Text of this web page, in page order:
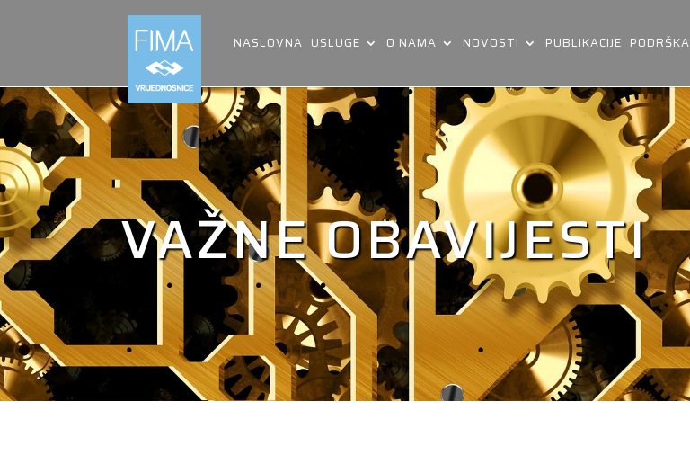
NASLOVNA USLUGE O NAMA NOVOSTI PUBLIKACIJE PODRŠKA
VAŽNE OBAVIJESTI